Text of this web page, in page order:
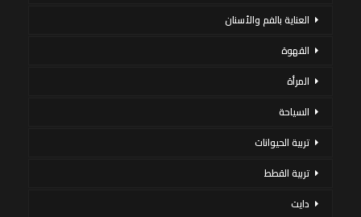
العناية بالفم والأسنان
القهوة
المرأة
السياحة
تربية الحيوانات
تربية القطط
دايت